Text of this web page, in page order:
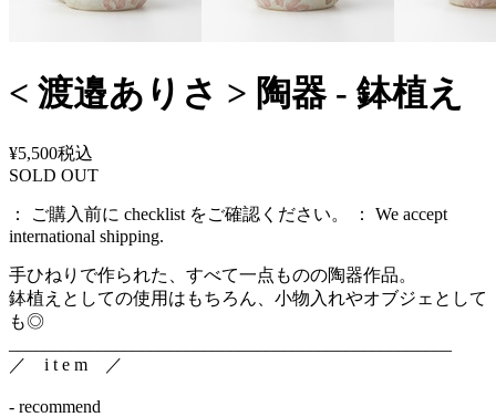
< 渡邉ありさ > 陶器 - 鉢植え
¥5,500税込
SOLD OUT
： ご購入前に checklist をご確認ください。 ： We accept
international shipping.
手ひねりで作られた、すべて一点ものの陶器作品。
鉢植えとしての使用はもちろん、小物入れやオブジェとして
も◎
／ i t e m ／
- recommend